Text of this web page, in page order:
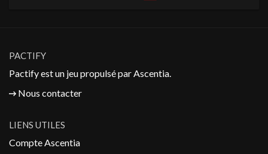
PACTIFY
Pactify est un jeu propulsé parAscentia.
Nous contacter
LIENS UTILES
Compte Ascentia